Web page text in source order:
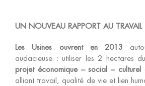
UN NOUVEAU RAPPORT AU TRAVAIL
Les Usines ouvrent en 2013
audacieuse : utiliser les 2 hectares
projet économique – social – culturel
alliant travail, qualité de vie et lien